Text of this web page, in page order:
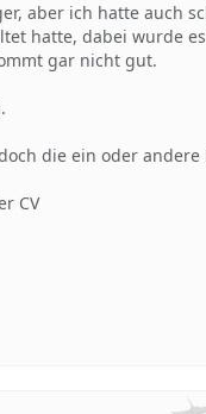
aber ich hatte auch
hatte, dabei wurde
gar nicht gut.
die ein oder
CV